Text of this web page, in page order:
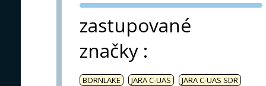
PVA EXPO
zastupované
značky :
BORNLAKE JARA C-UAS JARA C-UAS SDR